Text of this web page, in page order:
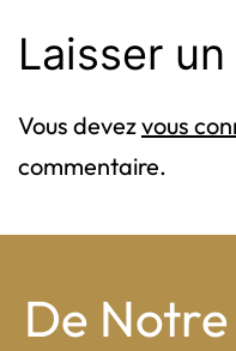
Laisser
Vous devezvous
commentaire.
De